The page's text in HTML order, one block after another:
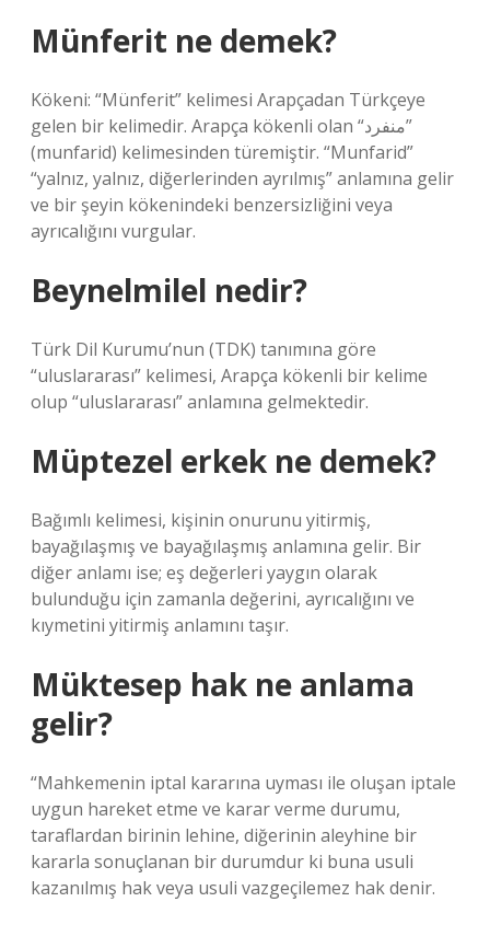
Münferit ne demek?
Kökeni: “Münferit” kelimesi Arapçadan Türkçeye
gelen bir kelimedir. Arapça kökenli olan “منفرد”
(munfarid) kelimesinden türemiştir. “Munfarid”
“yalnız, yalnız, diğerlerinden ayrılmış” anlamına gelir
ve bir şeyin kökenindeki benzersizliğini veya
ayrıcalığını vurgular.
Beynelmilel nedir?
Türk Dil Kurumu’nun (TDK) tanımına göre
“uluslararası” kelimesi, Arapça kökenli bir kelime
olup “uluslararası” anlamına gelmektedir.
Müptezel erkek ne demek?
Bağımlı kelimesi, kişinin onurunu yitirmiş,
bayağılaşmış ve bayağılaşmış anlamına gelir. Bir
diğer anlamı ise; eş değerleri yaygın olarak
bulunduğu için zamanla değerini, ayrıcalığını ve
kıymetini yitirmiş anlamını taşır.
Müktesep hak ne anlama
gelir?
“Mahkemenin iptal kararına uyması ile oluşan iptale
uygun hareket etme ve karar verme durumu,
taraflardan birinin lehine, diğerinin aleyhine bir
kararla sonuçlanan bir durumdur ki buna usuli
kazanılmış hak veya usuli vazgeçilemez hak denir.